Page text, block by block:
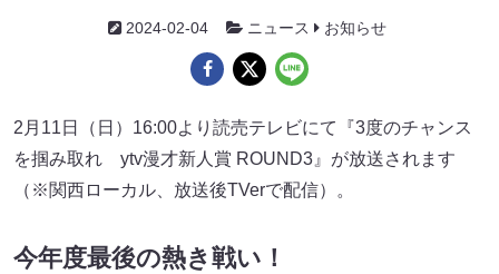
2024-02-04 ニュース お知らせ
2月11日（日）16:00より読売テレビにて『3度のチャンス
を掴み取れ ytv漫才新人賞 ROUND3』が放送されます
（※関西ローカル、放送後TVerで配信）。
今年度最後の熱き戦い！